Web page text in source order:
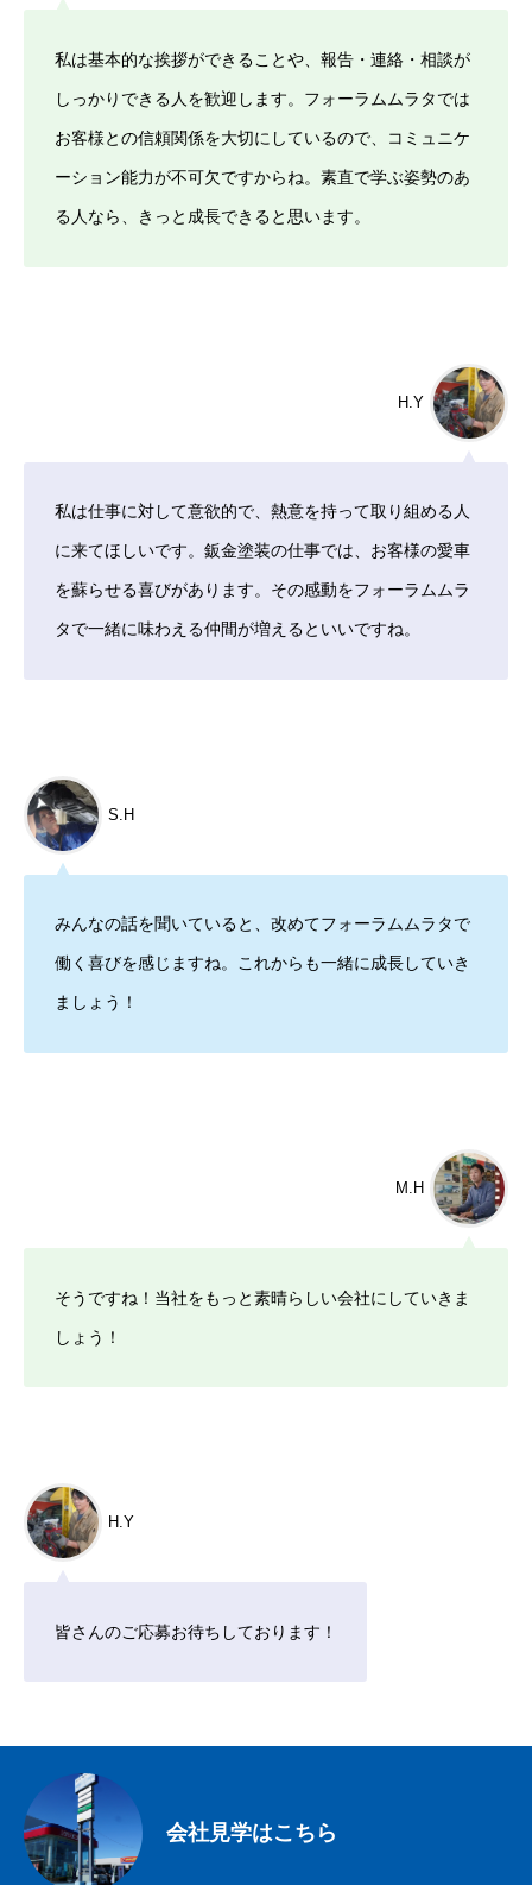
私は基本的な挨拶ができることや、報告・連絡・相談が
しっかりできる人を歓迎します。フォーラムムラタでは
お客様との信頼関係を大切にしているので、コミュニケ
ーション能力が不可欠ですからね。素直で学ぶ姿勢のあ
る人なら、きっと成長できると思います。
H.Y
私は仕事に対して意欲的で、熱意を持って取り組める人
に来てほしいです。鈑金塗装の仕事では、お客様の愛車
を蘇らせる喜びがあります。その感動をフォーラムムラ
タで一緒に味わえる仲間が増えるといいですね。
S.H
みんなの話を聞いていると、改めてフォーラムムラタで
働く喜びを感じますね。これからも一緒に成長していき
ましょう！
M.H
そうですね！当社をもっと素晴らしい会社にしていきま
しょう！
H.Y
皆さんのご応募お待ちしております！
会社見学はこちら